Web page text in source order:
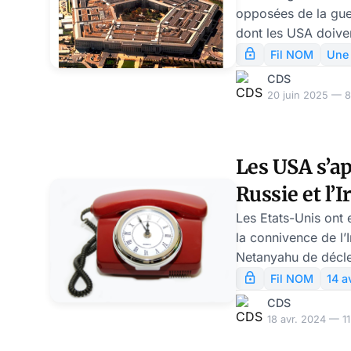
opposées de la
dont les USA
de peser sur les
La première partie
succès d’Israël,
La guerre d’Iran
laboratoire pour
recompositions du
Fil NOM
Une
CDS
20 juin 2025 —
Les USA
Russie et
maîtriser
Les Etats-Unis ont
la connivence de
Netanyahu de
au Proche-Orient.
par Seymour
sources internes
Fil NOM
14
CDS
18 avr. 2024 —